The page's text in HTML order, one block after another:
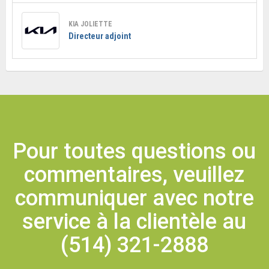
KIA JOLIETTE
Directeur adjoint
Pour toutes questions ou
commentaires, veuillez
communiquer avec notre
service à la clientèle au
(514) 321-2888